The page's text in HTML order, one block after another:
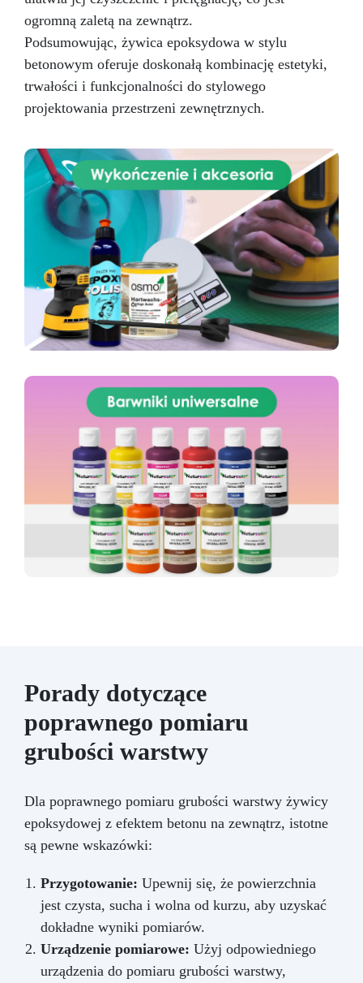
ogromną zaletą na zewnątrz.
Podsumowując, żywica epoksydowa w stylu
betonowym oferuje doskonałą kombinację estetyki,
trwałości i funkcjonalności do stylowego
projektowania przestrzeni zewnętrznych.
Porady dotyczące
poprawnego pomiaru
grubości warstwy
Dla poprawnego pomiaru grubości warstwy żywicy
epoksydowej z efektem betonu na zewnątrz, istotne
są pewne wskazówki:
Przygotowanie: Upewnij się, że powierzchnia
jest czysta, sucha i wolna od kurzu, aby uzyskać
dokładne wyniki pomiarów.
Urządzenie pomiarowe: Użyj odpowiedniego
urządzenia do pomiaru grubości warstwy,